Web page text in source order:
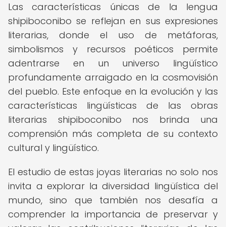
Las características únicas de la lengua
shipiboconibo se reflejan en sus expresiones
literarias, donde el uso de metáforas,
simbolismos y recursos poéticos permite
adentrarse en un universo lingüístico
profundamente arraigado en la cosmovisión
del pueblo. Este enfoque en la evolución y las
características lingüísticas de las obras
literarias shipiboconibo nos brinda una
comprensión más completa de su contexto
cultural y lingüístico.
El estudio de estas joyas literarias no solo nos
invita a explorar la diversidad lingüística del
mundo, sino que también nos desafía a
comprender la importancia de preservar y